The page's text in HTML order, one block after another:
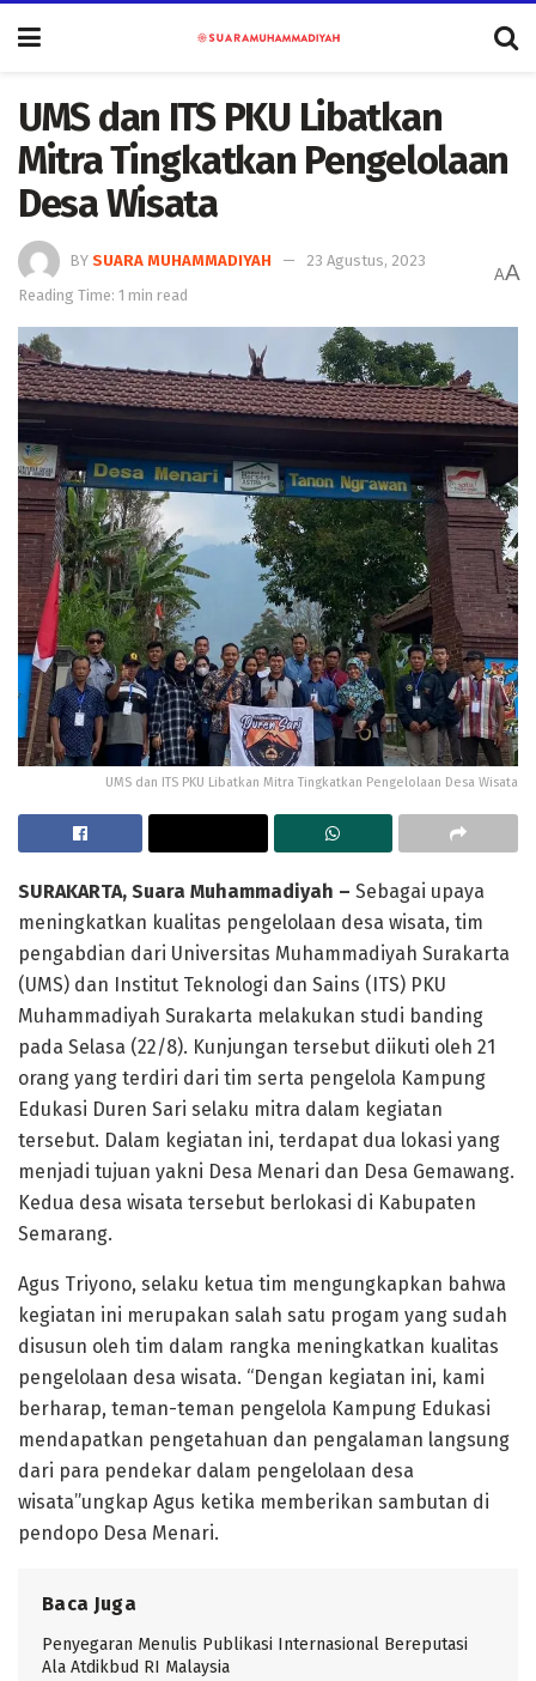
UMS dan ITS PKU Libatkan
Mitra Tingkatkan Pengelolaan
Desa Wisata
BY SUARA MUHAMMADIYAH
23 Agustus, 2023
Reading Time: 1 min read
AA
UMS dan ITS PKU Libatkan Mitra Tingkatkan Pengelolaan Desa Wisata
SURAKARTA, Suara Muhammadiyah – Sebagai upaya
meningkatkan kualitas pengelolaan desa wisata, tim
pengabdian dari Universitas Muhammadiyah Surakarta
(UMS) dan Institut Teknologi dan Sains (ITS) PKU
Muhammadiyah Surakarta melakukan studi banding
pada Selasa (22/8). Kunjungan tersebut diikuti oleh 21
orang yang terdiri dari tim serta pengelola Kampung
Edukasi Duren Sari selaku mitra dalam kegiatan
tersebut. Dalam kegiatan ini, terdapat dua lokasi yang
menjadi tujuan yakni Desa Menari dan Desa Gemawang.
Kedua desa wisata tersebut berlokasi di Kabupaten
Semarang.
Agus Triyono, selaku ketua tim mengungkapkan bahwa
kegiatan ini merupakan salah satu progam yang sudah
disusun oleh tim dalam rangka meningkatkan kualitas
pengelolaan desa wisata. “Dengan kegiatan ini, kami
berharap, teman-teman pengelola Kampung Edukasi
mendapatkan pengetahuan dan pengalaman langsung
dari para pendekar dalam pengelolaan desa
wisata”ungkap Agus ketika memberikan sambutan di
pendopo Desa Menari.
Baca Juga
Penyegaran Menulis Publikasi Internasional Bereputasi
Ala Atdikbud RI Malaysia